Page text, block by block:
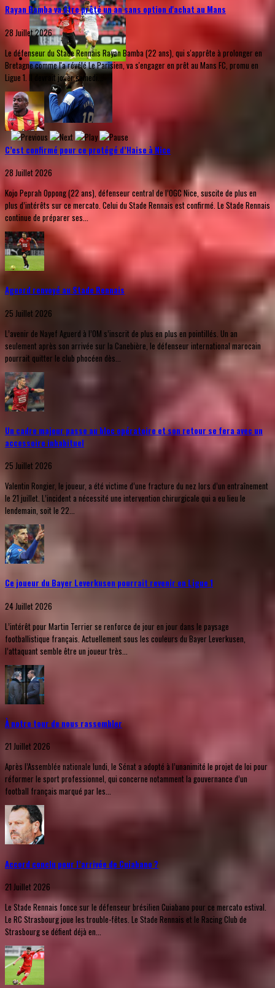
Rayan Bamba va être prêté un an sans option d'achat au Mans
28 Juillet 2026
Le défenseur du Stade Rennais Rayan Bamba (22 ans), qui s'apprête à prolonger en
Bretagne comme l'a révélé Le Parisien, va s'engager en prêt au Mans FC, promu en
Ligue 1. Il devrait jouer samedi...
C’est confirmé pour ce protégé d’Haise à Nice
28 Juillet 2026
Kojo Peprah Oppong (22 ans), défenseur central de l’OGC Nice, suscite de plus en
plus d’intérêts sur ce mercato. Celui du Stade Rennais est confirmé. Le Stade Rennais
continue de préparer ses...
Aguerd renvoyé au Stade Rennais
25 Juillet 2026
L’avenir de Nayef Aguerd à l’OM s’inscrit de plus en plus en pointillés. Un an
seulement après son arrivée sur la Canebière, le défenseur international marocain
pourrait quitter le club phocéen dès...
Un cadre majeur passe au bloc opératoire et son retour se fera avec un
accessoire inhabituel
25 Juillet 2026
Valentin Rongier, le joueur, a été victime d’une fracture du nez lors d’un entraînement
le 21 juillet. L’incident a nécessité une intervention chirurgicale qui a eu lieu le
lendemain, soit le 22...
Ce joueur du Bayer Leverkusen pourrait revenir en Ligue 1
24 Juillet 2026
L’intérêt pour Martin Terrier se renforce de jour en jour dans le paysage
footballistique français. Actuellement sous les couleurs du Bayer Leverkusen,
l’attaquant semble être un joueur très...
À notre tour de nous rassembler
21 Juillet 2026
Après l’Assemblée nationale lundi, le Sénat a adopté à l’unanimité le projet de loi pour
réformer le sport professionnel, qui concerne notamment la gouvernance d’un
football français marqué par les...
Accord conclu pour l’arrivée de Cuiabano ?
21 Juillet 2026
Le Stade Rennais fonce sur le défenseur brésilien Cuiabano pour ce mercato estival.
Le RC Strasbourg joue les trouble-fêtes. Le Stade Rennais et le Racing Club de
Strasbourg se défient déjà en...